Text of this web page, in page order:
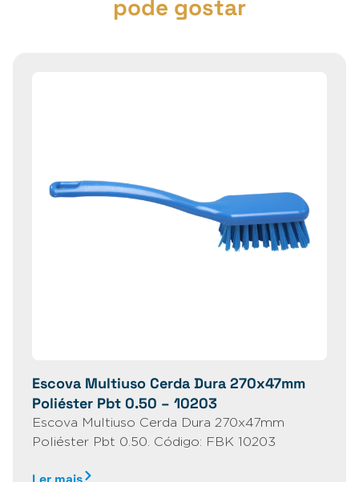
pode gostar
Escova Multiuso Cerda Dura 270x47mm
Poliéster Pbt 0.50 – 10203
Escova Multiuso Cerda Dura 270x47mm
Poliéster Pbt 0.50. Código: FBK 10203